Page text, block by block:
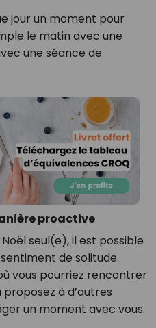
jour un moment pour
le matin avec une
une séance de
proactive
seul(e), il est possible
de solitude.
vous pourriez rencontrer
à d’autres
un moment avec vous.